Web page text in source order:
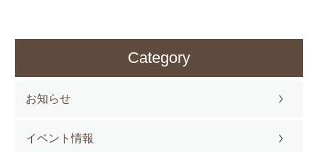
Category
お知らせ
イベント情報